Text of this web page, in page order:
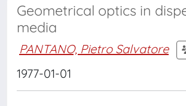
Geometrical optics in
media
PANTANO, Pietro Salvatore
1977-01-01